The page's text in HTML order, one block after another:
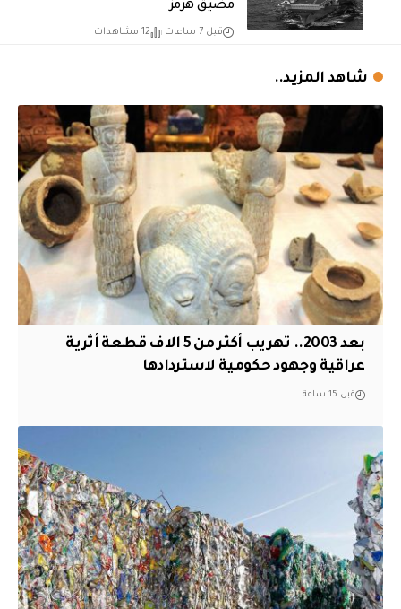
مضيق هرمز
قبل 7 ساعات 12 مشاهدات
شاهد المزيد..
بعد 2003.. تهريب أكثر من 5 آلاف قطعة أثرية
عراقية وجهود حكومية لاستردادها
قبل 15 ساعة